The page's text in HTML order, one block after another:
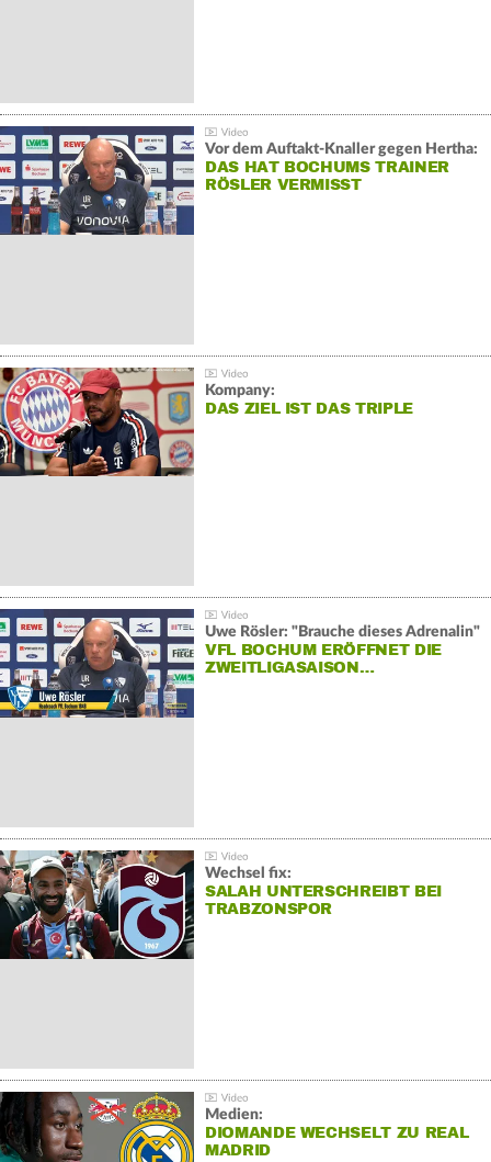
Vor dem Auftakt-Knaller gegen Hertha:
DAS HAT BOCHUMS TRAINER
RÖSLER VERMISST
Kompany:
DAS ZIEL IST DAS TRIPLE
Uwe Rösler: "Brauche dieses Adrenalin"
VFL BOCHUM ERÖFFNET DIE
ZWEITLIGASAISON…
Wechsel fix:
SALAH UNTERSCHREIBT BEI
TRABZONSPOR
Medien:
DIOMANDE WECHSELT ZU REAL
MADRID